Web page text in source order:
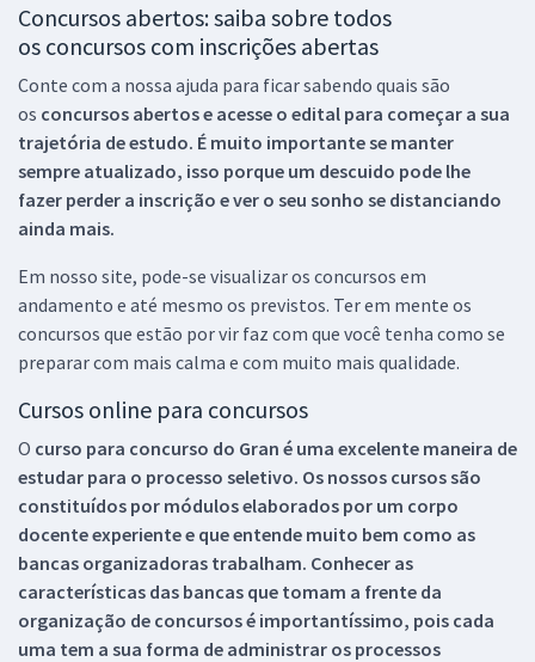
Concursos abertos: saiba sobre todos
os concursos com inscrições abertas
Conte com a nossa ajuda para ficar sabendo quais são
os concursos abertos e acesse o edital para começar a sua
trajetória de estudo. É muito importante se manter
sempre atualizado, isso porque um descuido pode lhe
fazer perder a inscrição e ver o seu sonho se distanciando
ainda mais.
Em nosso site, pode-se visualizar os concursos em
andamento e até mesmo os previstos. Ter em mente os
concursos que estão por vir faz com que você tenha como se
preparar com mais calma e com muito mais qualidade.
Cursos online para concursos
O curso para concurso do Gran é uma excelente maneira de
estudar para o processo seletivo. Os nossos cursos são
constituídos por módulos elaborados por um corpo
docente experiente e que entende muito bem como as
bancas organizadoras trabalham. Conhecer as
características das bancas que tomam a frente da
organização de concursos é importantíssimo, pois cada
uma tem a sua forma de administrar os processos